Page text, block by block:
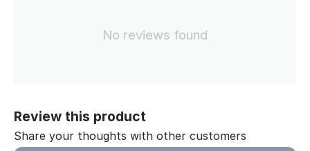
No reviews found
Review this product
Share your thoughts with other customers